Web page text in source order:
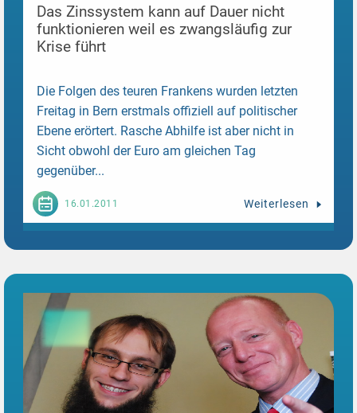
Das Zinssystem kann auf Dauer nicht
funktionieren weil es zwangsläufig zur
Krise führt
Die Folgen des teuren Frankens wurden letzten
Freitag in Bern erstmals offiziell auf politischer
Ebene erörtert. Rasche Abhilfe ist aber nicht in
Sicht obwohl der Euro am gleichen Tag
gegenüber...
16.01.2011 Weiterlesen